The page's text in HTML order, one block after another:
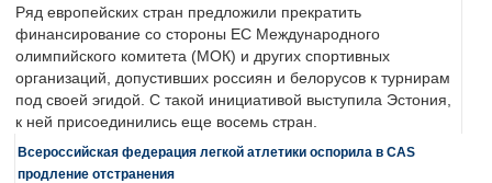
Ряд европейских стран предложили прекратить
финансирование со стороны ЕС Международного
олимпийского комитета (МОК) и других спортивных
организаций, допустивших россиян и белорусов к турнирам
под своей эгидой. С такой инициативой выступила Эстония,
к ней присоединились еще восемь стран.
Всероссийская федерация легкой атлетики оспорила в CAS
продление отстранения